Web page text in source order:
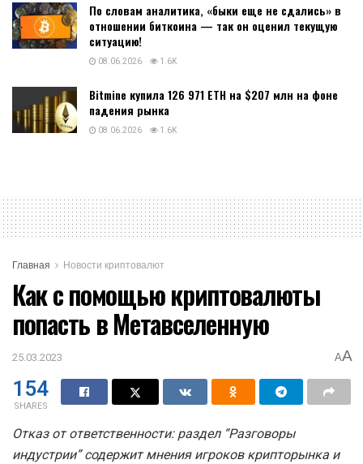
По словам аналитика, «быки еще не сдались» в
отношении биткоина — так он оценил текущую
ситуацию!
08.06.2026 1.6K
Bitmine купила 126 971 ETH на $207 млн на фоне
падения рынка
08.06.2026 1.6K
Главная Новости криптовалют
Как с помощью криптовалюты
попасть в Метавселенную
25.03.2023 AA
154
SHARES
Отказ от ответственности: раздел “Разговоры
индустрии” содержит мнения игроков крипторынка и